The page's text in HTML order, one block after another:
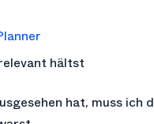
hältst
hat, muss ich